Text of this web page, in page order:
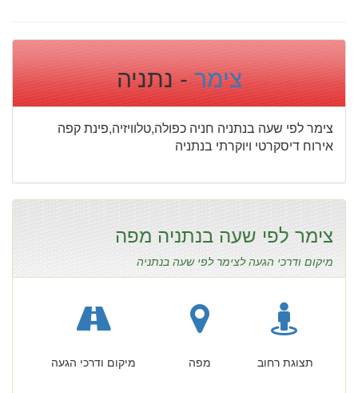
צימר- נתניה
צימר לפי שעה בנתניה חניה כפולה,טלוויזיה,פינת קפה
אירוח דיסקרטי ויוקרתי בנתניה
צימר לפי שעה בנתניה מפה
מיקום ודרכי הגעה לצימר לפי שעה בנתניה
תצוגת רחוב מפה מיקום ודרכי הגעה